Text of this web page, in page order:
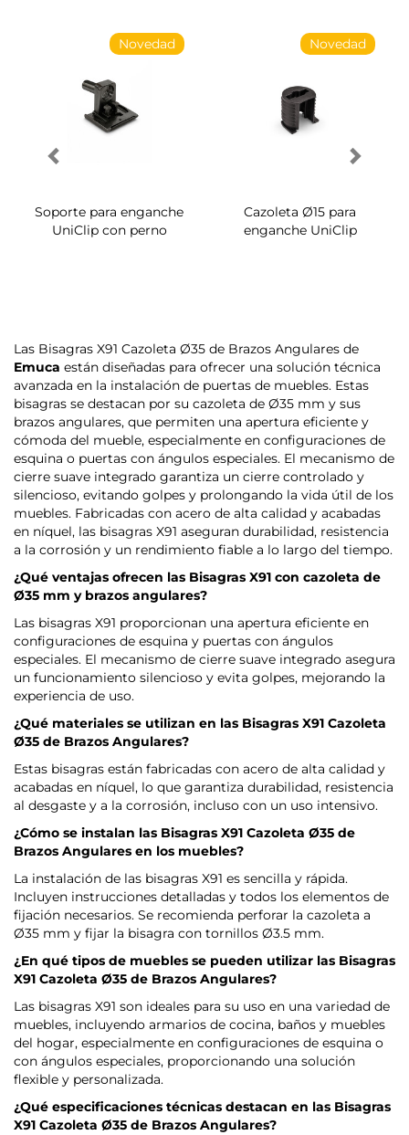
Novedad
Soporte para enganche
UniClip con perno
Novedad
Cazoleta Ø15 para
enganche UniClip
Las Bisagras X91 Cazoleta Ø35 de Brazos Angulares de
Emuca están diseñadas para ofrecer una solución técnica
avanzada en la instalación de puertas de muebles. Estas
bisagras se destacan por su cazoleta de Ø35 mm y sus
brazos angulares, que permiten una apertura eficiente y
cómoda del mueble, especialmente en configuraciones de
esquina o puertas con ángulos especiales. El mecanismo de
cierre suave integrado garantiza un cierre controlado y
silencioso, evitando golpes y prolongando la vida útil de los
muebles. Fabricadas con acero de alta calidad y acabadas
en níquel, las bisagras X91 aseguran durabilidad, resistencia
a la corrosión y un rendimiento fiable a lo largo del tiempo.
¿Qué ventajas ofrecen las Bisagras X91 con cazoleta de
Ø35 mm y brazos angulares?
Las bisagras X91 proporcionan una apertura eficiente en
configuraciones de esquina y puertas con ángulos
especiales. El mecanismo de cierre suave integrado asegura
un funcionamiento silencioso y evita golpes, mejorando la
experiencia de uso.
¿Qué materiales se utilizan en las Bisagras X91 Cazoleta
Ø35 de Brazos Angulares?
Estas bisagras están fabricadas con acero de alta calidad y
acabadas en níquel, lo que garantiza durabilidad, resistencia
al desgaste y a la corrosión, incluso con un uso intensivo.
¿Cómo se instalan las Bisagras X91 Cazoleta Ø35 de
Brazos Angulares en los muebles?
La instalación de las bisagras X91 es sencilla y rápida.
Incluyen instrucciones detalladas y todos los elementos de
fijación necesarios. Se recomienda perforar la cazoleta a
Ø35 mm y fijar la bisagra con tornillos Ø3.5 mm.
¿En qué tipos de muebles se pueden utilizar las Bisagras
X91 Cazoleta Ø35 de Brazos Angulares?
Las bisagras X91 son ideales para su uso en una variedad de
muebles, incluyendo armarios de cocina, baños y muebles
del hogar, especialmente en configuraciones de esquina o
con ángulos especiales, proporcionando una solución
flexible y personalizada.
¿Qué especificaciones técnicas destacan en las Bisagras
X91 Cazoleta Ø35 de Brazos Angulares?